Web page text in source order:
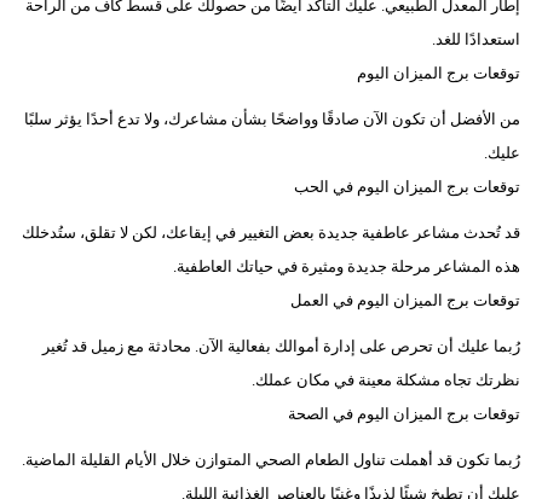
إطار المعدل الطبيعي. عليك التأكد أيضًا من حصولك على قسط كاف من الراحة
استعدادًا للغد.
توقعات برج الميزان اليوم
من الأفضل أن تكون الآن صادقًا وواضحًا بشأن مشاعرك، ولا تدع أحدًا يؤثر سلبًا
عليك.
توقعات برج الميزان اليوم في الحب
قد تُحدث مشاعر عاطفية جديدة بعض التغيير في إيقاعك، لكن لا تقلق، ستُدخلك
هذه المشاعر مرحلة جديدة ومثيرة في حياتك العاطفية.
توقعات برج الميزان اليوم في العمل
رُبما عليك أن تحرص على إدارة أموالك بفعالية الآن. محادثة مع زميل قد تُغير
نظرتك تجاه مشكلة معينة في مكان عملك.
توقعات برج الميزان اليوم في الصحة
​​رُبما تكون قد أهملت تناول الطعام الصحي المتوازن خلال الأيام القليلة الماضية.
عليك أن تطبخ شيئًا لذيذًا وغنيًا بالعناصر الغذائية الليلة.